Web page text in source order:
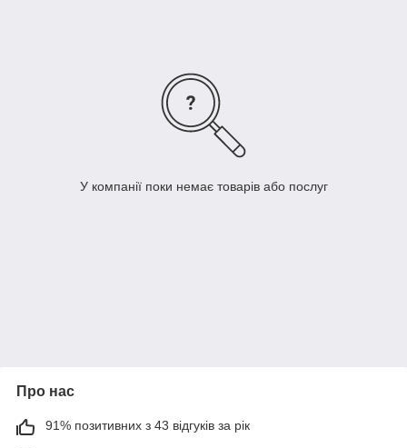
У компанії поки немає товарів або послуг
Про нас
91% позитивних з 43 відгуків за рік